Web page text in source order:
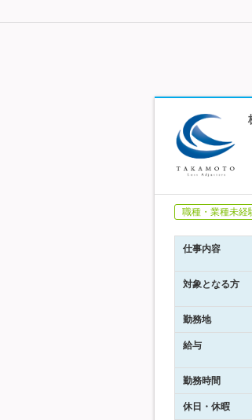
職種・業種未経
仕事内容
対象となる方
勤務地
給与
勤務時間
休日・休暇